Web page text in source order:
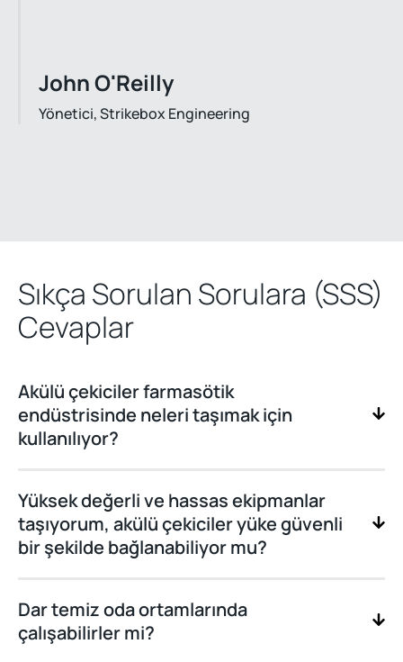
John O'Reilly
Yönetici, Strikebox Engineering
Sıkça Sorulan Sorulara (SSS)
Cevaplar
Akülü çekiciler farmasötik
endüstrisinde neleri taşımak için
kullanılıyor?
Yüksek değerli ve hassas ekipmanlar
taşıyorum, akülü çekiciler yüke güvenli
bir şekilde bağlanabiliyor mu?
Dar temiz oda ortamlarında
çalışabilirler mi?